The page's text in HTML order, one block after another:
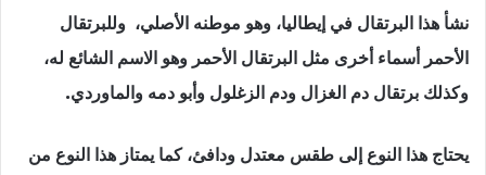
نشأ هذا البرتقال في إيطاليا، وهو موطنه الأصلي، وللبرتقال
الأحمر أسماء أخرى مثل البرتقال الأحمر وهو الاسم الشائع له،
وكذلك برتقال دم الغزال ودم الزغلول وأبو دمه والماوردي.
يحتاج هذا النوع إلى طقس معتدل ودافئ، كما يمتاز هذا النوع من